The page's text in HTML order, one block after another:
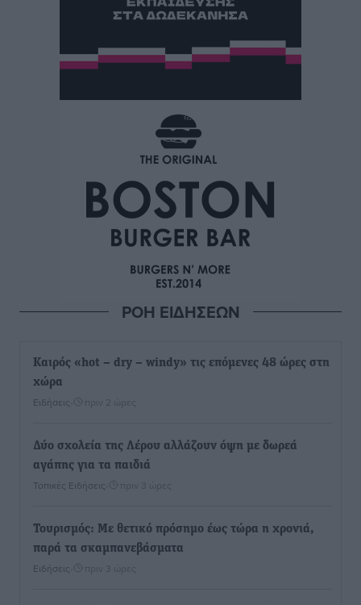
ΡΟΗ ΕΙΔΗΣΕΩΝ
Καιρός «hot – dry – windy» τις επόμενες 48 ώρες στη
χώρα
Ειδήσεις πριν 2 ώρες
Δύο σχολεία της Λέρου αλλάζουν όψη με δωρεά
αγάπης για τα παιδιά
Τοπικές Ειδήσεις πριν 3 ώρες
Τουρισμός: Με θετικό πρόσημο έως τώρα η χρονιά,
παρά τα σκαμπανεβάσματα
Ειδήσεις πριν 3 ώρες